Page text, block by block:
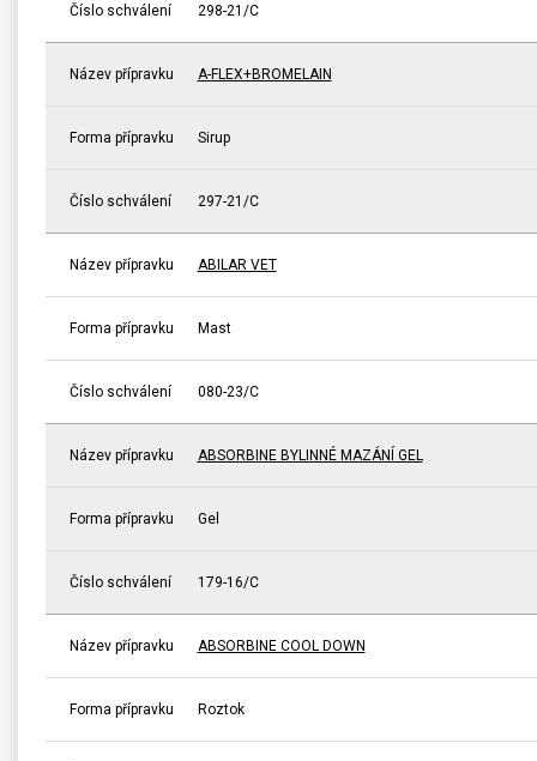
Číslo schválení 298-21/C
Název přípravku A-FLEX+BROMELAIN
Forma přípravku Sirup
Číslo schválení 297-21/C
Název přípravku ABILAR VET
Forma přípravku Mast
Číslo schválení 080-23/C
Název přípravku ABSORBINE BYLINNÉ MAZÁNÍ GEL
Forma přípravku Gel
Číslo schválení 179-16/C
Název přípravku ABSORBINE COOL DOWN
Forma přípravku Roztok